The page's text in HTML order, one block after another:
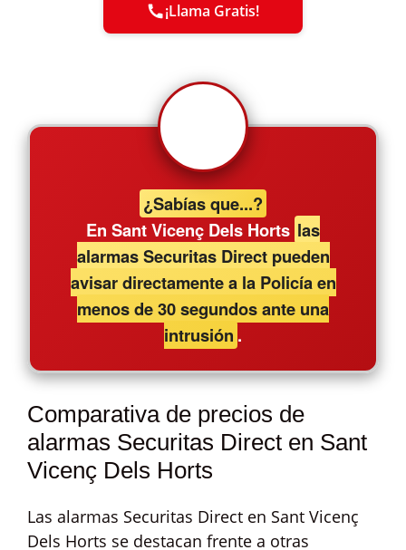
¡Llama Gratis!
¿Sabías que...?
En Sant Vicenç Dels Horts las
alarmas Securitas Direct pueden
avisar directamente a la Policía en
menos de 30 segundos ante una
intrusión .
Comparativa de precios de
alarmas Securitas Direct en Sant
Vicenç Dels Horts
Las alarmas Securitas Direct en Sant Vicenç
Dels Horts se destacan frente a otras